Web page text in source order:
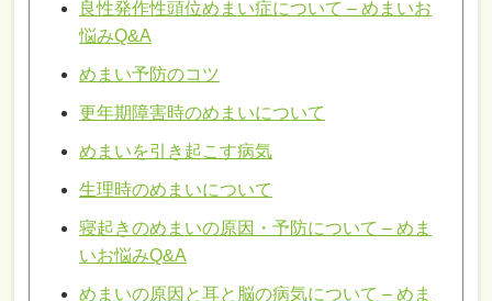
良性発作性頭位めまい症について – めまいお
悩みQ&A
めまい予防のコツ
更年期障害時のめまいについて
めまいを引き起こす病気
生理時のめまいについて
寝起きのめまいの原因・予防について – めま
いお悩みQ&A
めまいの原因と耳と脳の病気について – めま